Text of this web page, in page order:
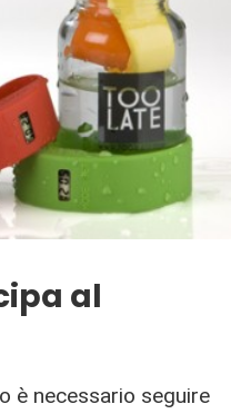
al
è necessario seguire